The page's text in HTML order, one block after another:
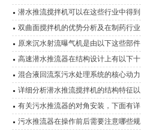
潜水推流搅拌机可以在这些行业中得到
广泛运用
双曲面搅拌机的优势分析及在制药行业
中的应用
原来沉水射流曝气机是由以下这些部件
组成的
高速潜水推流器在结构设计上有以下十
点
混合液回流泵污水处理系统的核心动力
装置
详细分析潜水推流搅拌机的结构特征以
及优势
有关污水推流器的对角安装，下面有详
细说明
污水推流器在操作前后需要注意哪些规